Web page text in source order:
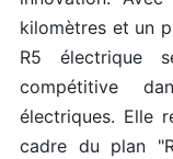
kilomètres et un
R5 électrique
compétitive
électriques. Elle
cadre du plan